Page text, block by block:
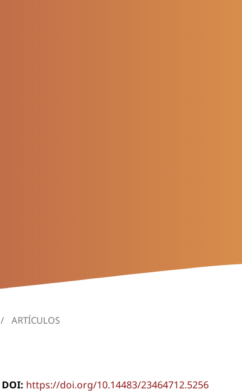
/ ARTÍCULOS
DOI: https://doi.org/10.14483/23464712.5256